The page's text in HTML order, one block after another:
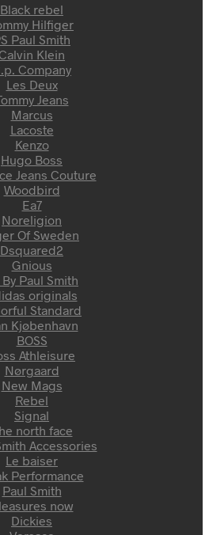
Black rebel
Hilfiger
Paul Smith
Klein
Company
Les Deux
Jeans
Marcus
Lacoste
Kenzo
Hugo Boss
Jeans Couture
Woodbird
Ea7
Noreligion
Of Sweden
Dsquared2
Gnious
By Paul Smith
originals
Standard
Kjøbenhavn
BOSS
Athleisure
Nørgaard
New Mags
Rebel
Signal
north face
Accessories
Le baiser
Performance
Paul Smith
now
Dickies